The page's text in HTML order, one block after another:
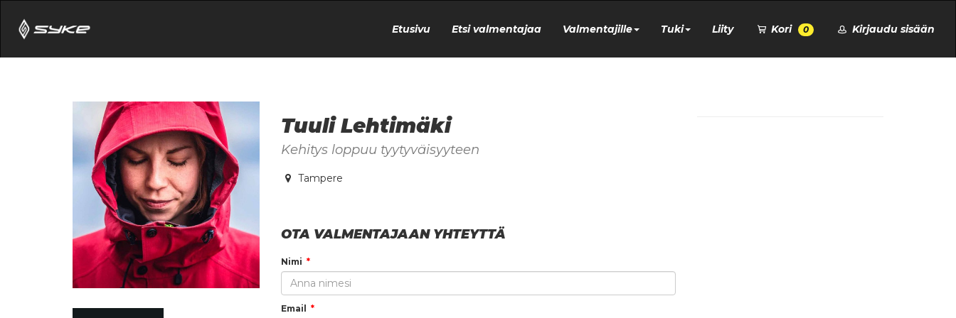
Etusivu Etsi valmentajaa Valmentajille Tuki Liity Kori 0 Kirjaudu sisään
Tuuli Lehtimäki
Kehitys loppuu tyytyväisyyteen
Tampere
OTA VALMENTAJAAN YHTEYTTÄ
Nimi
Email